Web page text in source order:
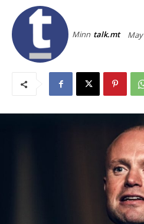
Minn talk.mt May